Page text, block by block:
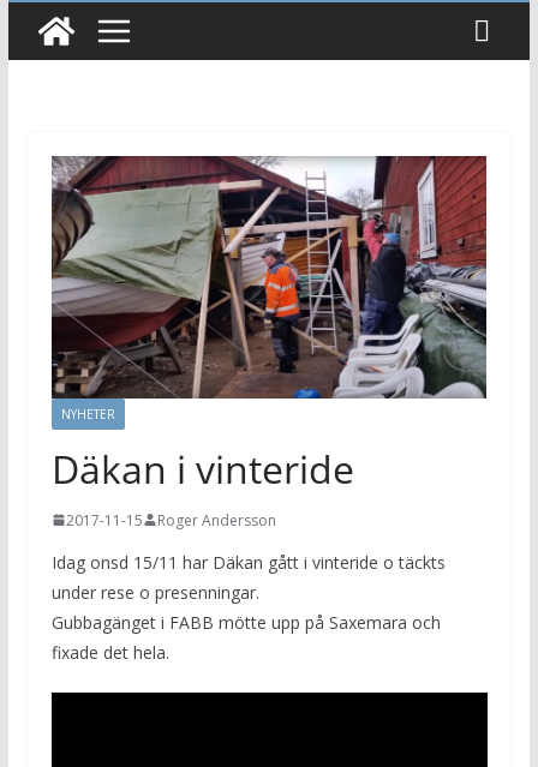
NYHETER
Däkan i vinteride
2017-11-15 Roger Andersson
Idag onsd 15/11 har Däkan gått i vinteride o täckts
under rese o presenningar.
Gubbagänget i FABB mötte upp på Saxemara och
fixade det hela.